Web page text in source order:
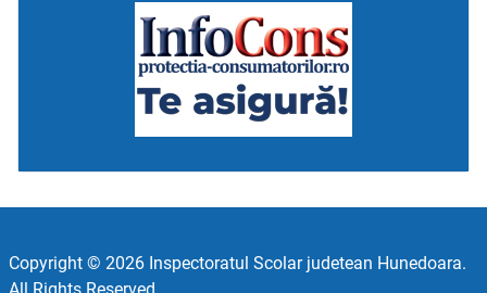
Copyright © 2026 Inspectoratul Scolar judetean Hunedoara.